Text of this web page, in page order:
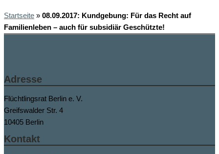
Startseite » 08.09.2017: Kundgebung: Für das Recht auf
Familienleben – auch für subsidiär Geschützte!
Adresse
Flüchtlingsrat Berlin e. V.
Greifswalder Str. 4
10405 Berlin
Kontakt